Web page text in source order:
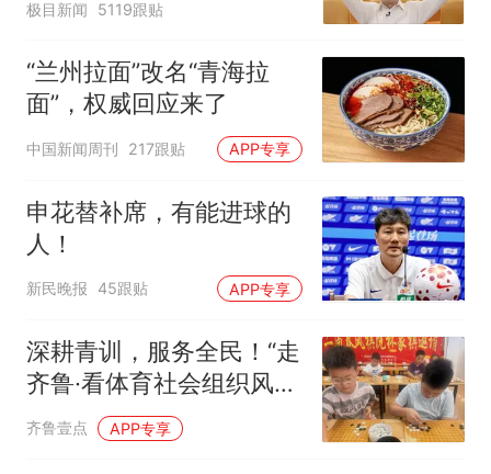
极目新闻 5119跟贴
“兰州拉面”改名“青海拉
面”，权威回应来了
中国新闻周刊 217跟贴 APP专享
申花替补席，有能进球的
人！
新民晚报 45跟贴 APP专享
深耕青训，服务全民！“走
齐鲁·看体育社会组织风
采”走进沂水
齐鲁壹点 APP专享